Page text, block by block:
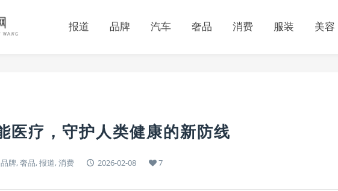
报道 品牌 汽车 奢品 消费 服装 美容
医疗，守护人类健康的新防线
品牌,奢品,报道,消费 2026-02-08 7